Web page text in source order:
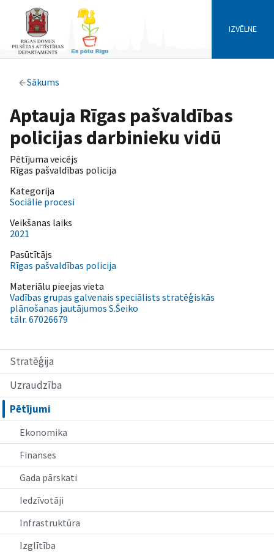
IZVĒLNE
Sākums
Stratēģija
Uzraudzība
Pētījumi
Ekonomika
Finanses
Gada pārskati
Iedzīvotāji
Infrastruktūra
Izglītība
Aptauja Rīgas pašvaldības
policijas darbinieku vidū
Pētījuma veicējs
Rīgas pašvaldības policija
Kategorija
Sociālie procesi
Veikšanas laiks
2021
Pasūtītājs
Rīgas pašvaldības policija
Materiālu pieejas vieta
Vadības grupas galvenais speciālists stratēģiskās
plānošanas jautājumos S.Šeiko
tālr. 67026679